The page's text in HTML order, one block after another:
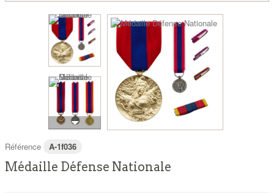
Référence A-1f036
Médaille Défense Nationale